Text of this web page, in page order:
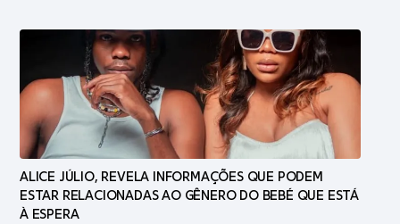
ALICE JÚLIO, REVELA INFORMAÇÕES QUE PODEM
ESTAR RELACIONADAS AO GÊNERO DO BEBÉ QUE ESTÁ
À ESPERA